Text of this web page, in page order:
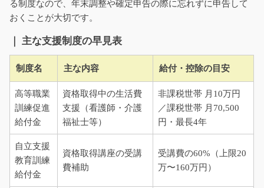
る制度なので、年末調整や確定申告の際に忘れずに申告して
おくことが大切です。
｜ 主な支援制度の早見表
制度名 主な内容 給付・控除の目安
高等職業
訓練促進
給付金
資格取得中の生活費
支援（看護師・介護
福祉士等）
非課税世帯 月10万円
／課税世帯 月70,500
円・最長4年
自立支援
教育訓練
給付金
資格取得講座の受講
費補助
受講費の60%（上限20
万〜160万円）